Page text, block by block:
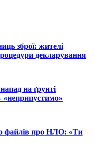
зброї: жителі
декларування
на ґрунті
«неприпустимо»
файлів про НЛО: «Ти